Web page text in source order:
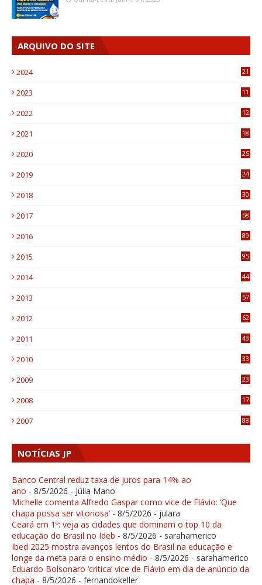
ARQUIVO DO SITE
2024 21
2023
11
2022
12
2021
18
2020
25
2019
24
2018
30
2017
58
2016
89
2015
95
2014
44
2013
57
2012
62
2011
43
2010
33
2009
23
2008
17
2007 88
NOTÍCIAS JP
Banco Central reduz taxa de juros para 14% ao
ano - 8/5/2026 - Júlia Mano
Michelle comenta Alfredo Gaspar como vice de Flávio: ‘Que
chapa possa ser vitoriosa’ - 8/5/2026 - julara
Ceará em 1º: veja as cidades que dominam o top 10 da
educação do Brasil no Ideb - 8/5/2026 - sarahamerico
Ibed 2025 mostra avanços lentos do Brasil na educação e
longe da meta para o ensino médio - 8/5/2026 - sarahamerico
Eduardo Bolsonaro ‘critica’ vice de Flávio em dia de anúncio da
chapa - 8/5/2026 - fernandokeller